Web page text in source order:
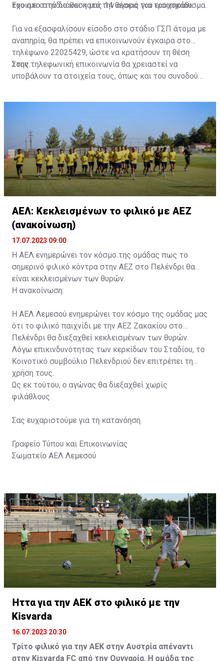
του στο στάδιο και κατά την αγορά του εισιτηρίου.
Έχουμε στην διάθεση μας 14 θέσεις για τροχοκάθισμα.
Για να εξασφαλίσουν είσοδο στο στάδιο ΓΣΠ άτομα με
αναπηρία, θα πρέπει να επικοινωνούν έγκαιρα στο
τηλέφωνο 22025429, ώστε να κρατήσουν τη θέση
τους.
Στην τηλεφωνική επικοινωνία θα χρειαστεί να
υποβάλουν τα στοιχεία τους, όπως και του συνοδού
ονοματεπώνυμο, αριθμός πινακίδας αυτοκινήτου,
ΑΕΛ: Κεκλεισμένων το φιλικό με ΑΕΖ
(ανακοίνωση)
17.07.2023 09:00
Η ΑΕΛ ενημερώνει τον κόσμο της ομάδας πως το
σημερινό φιλικό κόντρα στην ΑΕΖ στο Πελένδρι θα
είναι κεκλεισμένων των θυρών.
Η ανακοίνωση:
Η ΑΕΛ Λεμεσού ενημερώνει τον κόσμο της ομάδας μας
ότι το φιλικό παιχνίδι με την ΑΕΖ Ζακακίου στο
Πελένδρι θα διεξαχθεί κεκλεισμένων των θυρών.
Λόγω επικινδυνότητας των κερκίδων του Σταδίου, το
Κοινοτικό συμβούλιο Πελενδριού δεν επιτρέπει τη
χρήση τους.
Ως εκ τούτου, ο αγώνας θα διεξαχθεί χωρίς
φιλάθλους.
Σας ευχαριστούμε για τη κατανόηση.
Γραφείο Τύπου και Επικοινωνίας
Σωματείο ΑΕΛ Λεμεσού
Ήττα για την ΑΕΚ στο φιλικό με την
Kisvarda
16.07.2023 20:30
Τρίτο φιλικό για την ΑΕΚ στην Αυστρία απέναντι
στην Kisvarda FC από την Ουγγαρία. Η ομάδα της